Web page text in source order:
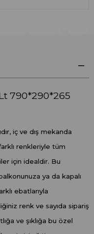
790*290*265
iç ve dış mekanda
renkleriyle tüm
için idealdir. Bu
ya da kapalı
ebatlarıyla
renk ve sayıda sipariş
ve şıklığa bu özel